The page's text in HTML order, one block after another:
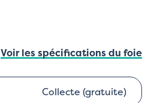
Voir les spécifications du foie
Collecte (gratuite)